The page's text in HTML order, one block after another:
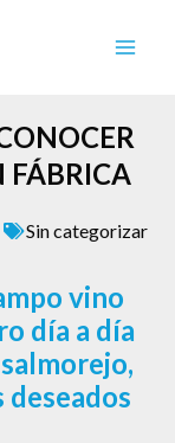
FÁBRICA
Sin categorizar
vino
día a día